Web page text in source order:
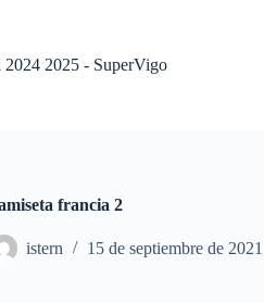
2025 - SuperVigo
francia 2
istern 15 de septiembre de 2021